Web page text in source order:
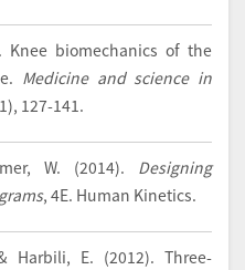
Knee biomechanics of the
Medicine and science in
127-141.
W. (2014). Designing
, 4E. Human Kinetics.
Harbili, E. (2012). Three-